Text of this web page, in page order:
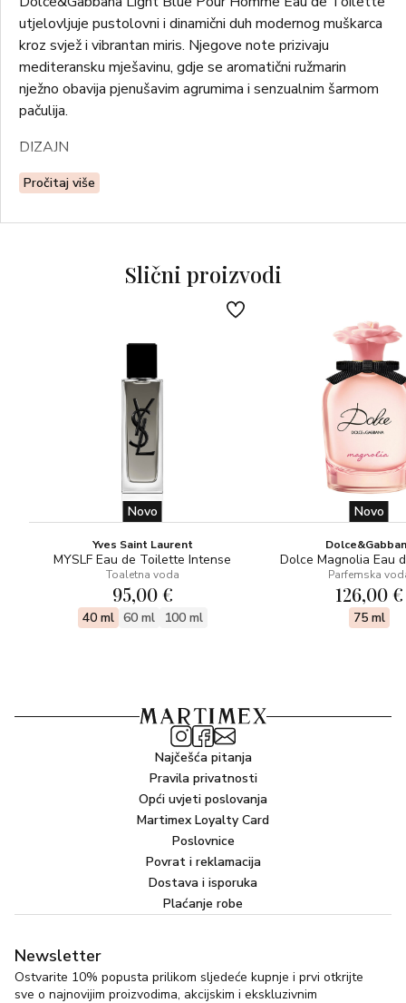
utjelovljuje pustolovni i dinamični duh modernog muškarca
kroz svjež i vibrantan miris. Njegove note prizivaju
mediteransku mješavinu, gdje se aromatični ružmarin
nježno obavija pjenušavim agrumima i senzualnim šarmom
pačulija.
DIZAJN
Čista elegancija u svakom detalju: matirano staklo bočice
detaljima, dok je emajlirani plavi čep, nadahnut
ikoničnim DG monogramom.
Light Blue Pour Homme Eau de Toilette: svjež, muževan i
Miris je ekskluzivno za Dolce&Gabbanu kreirao Alberto
Miris se otvara energizirajućim notama sicilijanskog limuna.
Ružmarin stvara pozornicu za aromatičnu slatkoću.
BAZNE NOTE
Indonezijski pačuli naglašava intenzivno zavodljiv karakter
Pročitaj više
Slični proizvodi
Novo
Yves Saint Laurent
MYSLF Eau de Toilette Intense
Toaletna voda
95,00 €
40 ml 60 ml 100 ml
Novo
Dolce Magnolia Eau
Parfemska
126,00 €
75 ml
Najčešća pitanja
Pravila privatnosti
Opći uvjeti poslovanja
Martimex Loyalty Card
Poslovnice
Povrat i reklamacija
Dostava i isporuka
Plaćanje robe
Newsletter
Ostvarite 10% popusta prilikom sljedeće kupnje i prvi otkrijte
sve o najnovijim proizvodima, akcijskim i ekskluzivnim